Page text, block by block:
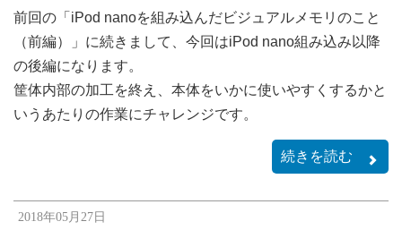
前回の「iPod nanoを組み込んだビジュアルメモリのこと
（前編）」に続きまして、今回はiPod nano組み込み以降
の後編になります。
筐体内部の加工を終え、本体をいかに使いやすくするかと
いうあたりの作業にチャレンジです。
続きを読む
2018年05月27日